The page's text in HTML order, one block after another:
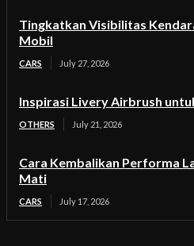
Tingkatkan Visibilitas
Mobil
CARS July 27, 2026
Inspirasi Livery Airbrush
OTHERS July 21, 2026
Cara Kembalikan Performa
Mati
CARS July 17, 2026